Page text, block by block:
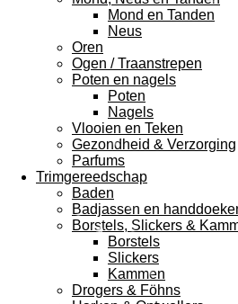
Mond en Tanden
Neus
Oren
Ogen / Traanstrepen
Poten en nagels
Poten
Nagels
Vlooien en Teken
Gezondheid & Verzorging
Parfums
Trimgereedschap
Baden
Badjassen en
Borstels, Slickers &
Borstels
Slickers
Kammen
Drogers & Föhns